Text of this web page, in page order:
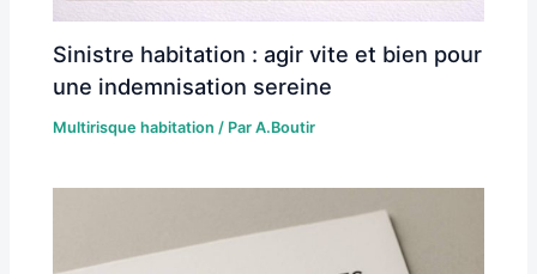
Sinistre habitation : agir vite et bien pour
une indemnisation sereine
Multirisque habitation / ParA.Boutir